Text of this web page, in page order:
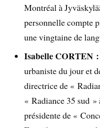
Montréal à
personnelle compte
une vingtaine de
Isabelle CORTEN :
urbaniste du jour et
directrice de «
« Radiance 35 sud
présidente de «